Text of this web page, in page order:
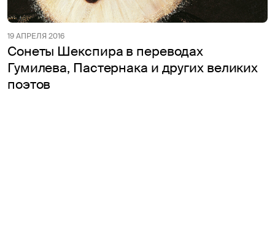
19 АПРЕЛЯ 2016
Сонеты Шекспира в переводах
Гумилева, Пастернака и других великих
поэтов